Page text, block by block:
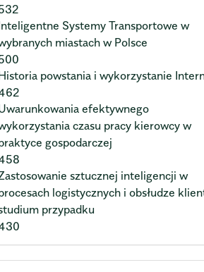
Systemy Transportowe w
miastach w Polsce
powstania i wykorzystanie
efektywnego
czasu pracy kierowcy w
gospodarczej
sztucznej inteligencji w
logistycznych i obsłudze
przypadku